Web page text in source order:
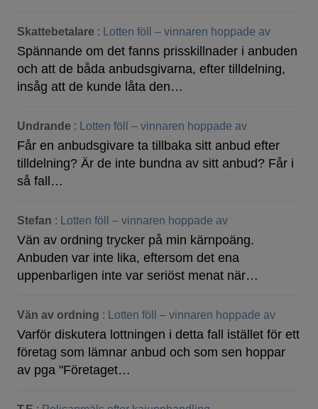
Skattebetalare : Lotten föll – vinnaren hoppade av
Spännande om det fanns prisskillnader i anbuden
och att de båda anbudsgivarna, efter tilldelning,
insåg att de kunde låta den…
Undrande : Lotten föll – vinnaren hoppade av
Får en anbudsgivare ta tillbaka sitt anbud efter
tilldelning? Är de inte bundna av sitt anbud? Får i
så fall…
Stefan : Lotten föll – vinnaren hoppade av
Vän av ordning trycker på min kärnpoäng.
Anbuden var inte lika, eftersom det ena
uppenbarligen inte var seriöst menat när…
Vän av ordning : Lotten föll – vinnaren hoppade av
Varför diskutera lottningen i detta fall istället för ett
företag som lämnar anbud och som sen hoppar
av pga "Företaget…